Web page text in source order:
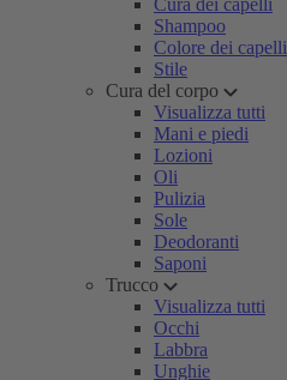
Cura dei capelli
Shampoo
Colore dei capelli
Stile
Cura del corpo
Visualizza tutti
Mani e piedi
Lozioni
Oli
Pulizia
Sole
Deodoranti
Saponi
Trucco
Visualizza tutti
Occhi
Labbra
Unghie